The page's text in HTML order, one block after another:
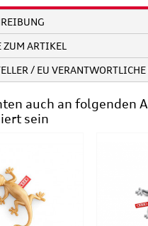
ZUM ARTIKEL
/ EU VERANTWORTLICHE
auch an folgenden
sein